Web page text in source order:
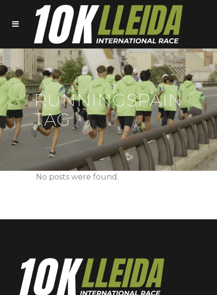
RUNNINGSPAIN
TAG
No posts were found.